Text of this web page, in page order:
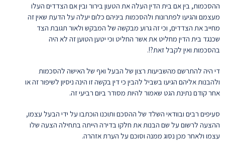
ההסכמות, בין אם בית הדין העלה את הטעון בירור ובין אם הצדדים העלו
מעצמם והגיעו לפתרונות ולהסכמות ביניהם כלום יעלה על הדעת שאין זה
מחייב את הצדדים, וכי זה גרוע מבקשה של המבקש ולאור תגובת הצד
שכנגד בית הדין מחליט את אשר החליט וכי יטען הטוען זה לא היה
בהסכמות ואין לקבל זאת?!.
די היה להתרשם מהשביעות רצון של הבעל ואף של האישה להסכמות
ולהבנות אליהם הגיעו בשביל להבין כי דין בקשה זו הינה ניסיון לשיפור זה או
אחר קודם נתינת הגט שאמור להיות מסודר ביום רביעי זה.
סעיפים רבים ובוודאי השלד של ההסכם ותוכנו הוכתבו על ידי הבעל עצמו,
ההצעה לרשום על שם הבנות את חלקו בדירה הייתה בתחילה הצעה שלו
עצמו ולאחר מכן נסוג ממנה וסוכם על הערת אזהרה.